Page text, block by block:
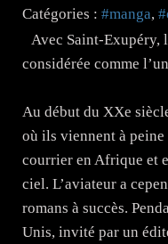
Catégories : #manga,
Avec Saint-Exupéry,
considérée comme
Au début du XXe
où ils viennent à
courrier en Afrique et
ciel. L’aviateur a
romans à succès.
Unis, invité par un